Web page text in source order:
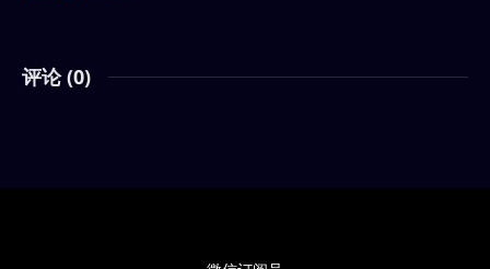
评论 (0)